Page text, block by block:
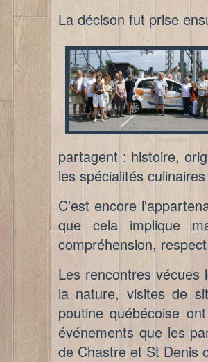
La décison fut prise
partagent : histoire,
les spécialités
C'est encore
que cela implique
compréhension,
Les rencontres vécues
la nature, visites de
poutine québécoise
événements que les
de Chastre et St Denis